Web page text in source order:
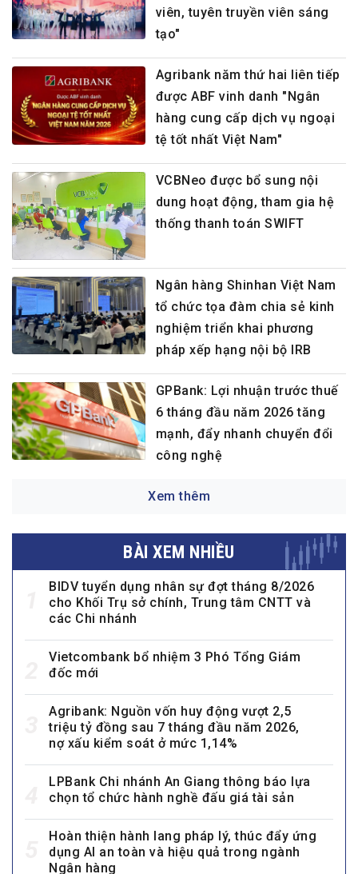
viên, tuyên truyền viên sáng
tạo"
Agribank năm thứ hai liên tiếp
được ABF vinh danh "Ngân
hàng cung cấp dịch vụ ngoại
tệ tốt nhất Việt Nam"
VCBNeo được bổ sung nội
dung hoạt động, tham gia hệ
thống thanh toán SWIFT
Ngân hàng Shinhan Việt Nam
tổ chức tọa đàm chia sẻ kinh
nghiệm triển khai phương
pháp xếp hạng nội bộ IRB
GPBank: Lợi nhuận trước thuế
6 tháng đầu năm 2026 tăng
mạnh, đẩy nhanh chuyển đổi
công nghệ
Xem thêm
BÀI XEM NHIỀU
BIDV tuyển dụng nhân sự đợt tháng 8/2026
cho Khối Trụ sở chính, Trung tâm CNTT và
các Chi nhánh
Vietcombank bổ nhiệm 3 Phó Tổng Giám
đốc mới
Agribank: Nguồn vốn huy động vượt 2,5
triệu tỷ đồng sau 7 tháng đầu năm 2026,
nợ xấu kiểm soát ở mức 1,14%
LPBank Chi nhánh An Giang thông báo lựa
chọn tổ chức hành nghề đấu giá tài sản
Hoàn thiện hành lang pháp lý, thúc đẩy ứng
dụng AI an toàn và hiệu quả trong ngành
Ngân hàng